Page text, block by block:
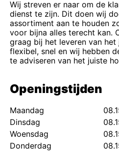
Wij streven er naar om de
dienst te zijn. Dit doen wij
assortiment aan te houden
voor bijna alles terecht kan.
graag bij het leveren van
flexibel, snel en wij hebben
te adviseren van het juiste
Openingstijden
Maandag
Dinsdag
Woensdag
Donderdag